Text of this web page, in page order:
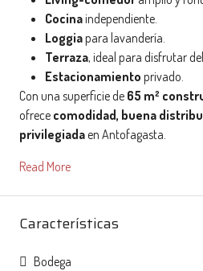
Cocinaindependiente.
Loggiapara lavandería.
Terraza, ideal para disfrutar
Estacionamiento privado.
Con una superficie de 65 m²
ofrece comodidad, buena
privilegiadaen Antofagasta.
Read More
Características
Bodega